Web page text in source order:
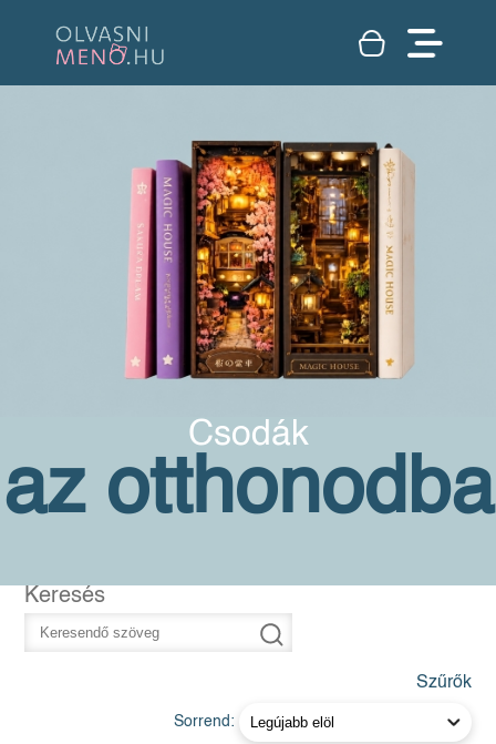
Csodák
az otthonodba
Keresés
Szűrők
Sorrend: